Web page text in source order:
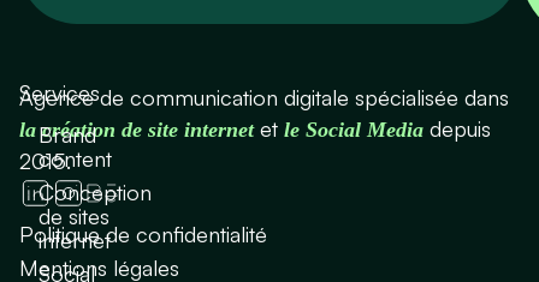
Agence de communication digitale spécialisée dans
la création de site internetet le Social Media depuis
2015.
Politique de confidentialité
Mentions légales
Services
Brand
content
Conception
de sites
internet
Social